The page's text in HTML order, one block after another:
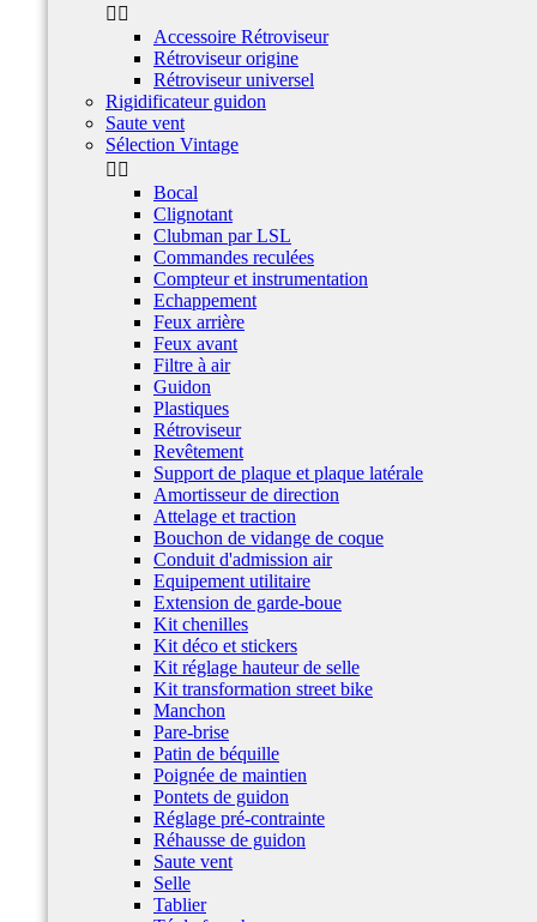
 
Accessoire Rétroviseur
Rétroviseur origine
Rétroviseur universel
Rigidificateur guidon
Saute vent
Sélection Vintage
 
Bocal
Clignotant
Clubman par LSL
Commandes reculées
Compteur et instrumentation
Echappement
Feux arrière
Feux avant
Filtre à air
Guidon
Plastiques
Rétroviseur
Revêtement
Support de plaque et plaque latérale
Amortisseur de direction
Attelage et traction
Bouchon de vidange de coque
Conduit d'admission air
Equipement utilitaire
Extension de garde-boue
Kit chenilles
Kit déco et stickers
Kit réglage hauteur de selle
Kit transformation street bike
Manchon
Pare-brise
Patin de béquille
Poignée de maintien
Pontets de guidon
Réglage pré-contrainte
Réhausse de guidon
Saute vent
Selle
Tablier